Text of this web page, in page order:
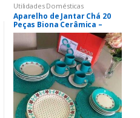
Utilidades Domésticas
Aparelho de Jantar Chá 20
Peças Biona Cerâmica –
Redondo Donna